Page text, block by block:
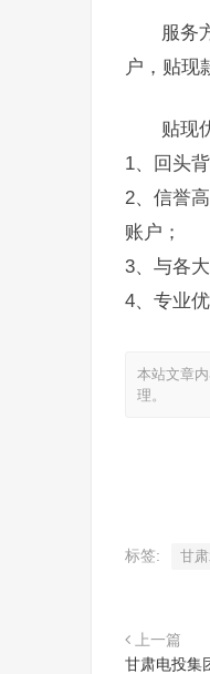
服务
户，贴现
贴现
1、回头
2、信誉
账户；
3、与各
4、专业
本站文章
理。
标签: 甘
上一篇
甘肃电投集